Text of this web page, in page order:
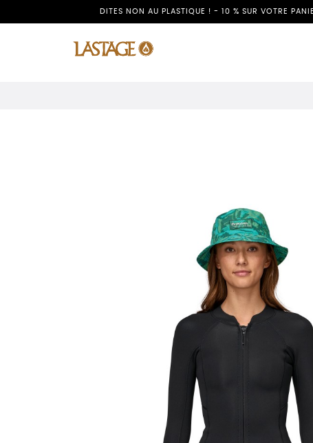
DITES NON AU PLASTIQUE ! - 10 % SUR VOTRE